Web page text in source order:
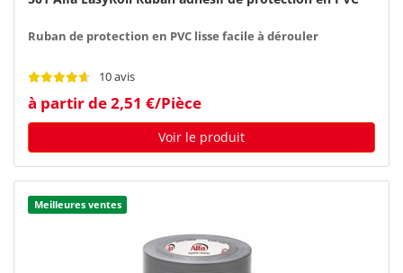
Ruban de protection en PVC lisse facile à dérouler
10 avis
à partir de 2,51 €/Pièce
Voir le produit
Meilleures ventes